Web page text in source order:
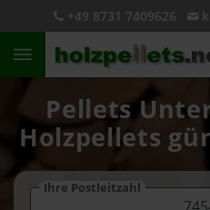
+49 8731 7409626
Pellets
Holzpellets
Ihre Postleitzahl